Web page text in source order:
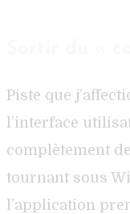
Piste que
l’interface
complètement de
tournant sous
l’application